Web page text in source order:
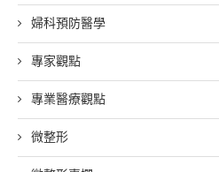
婦科預防醫學
專家觀點
專業醫療觀點
微整形